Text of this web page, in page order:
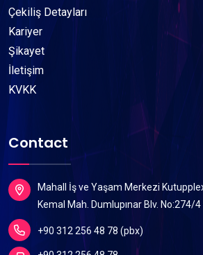
Çekiliş Detayları
Kariyer
Şikayet
İletişim
KVKK
Contact
Mahall İş ve Yaşam Merkezi
Kemal Mah. Dumlupınar Blv. No:274/
+90 312 256 48 78 (pbx)